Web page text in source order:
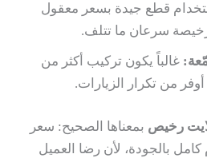
قطع جيدة بسعر معقول
سرعان ما تتلف.
غالباً يكون تركيب أكثر من
من تكرار الزيارات.
رخيص بمعناها الصحيح: سعر
بالجودة، لأن رضا العميل